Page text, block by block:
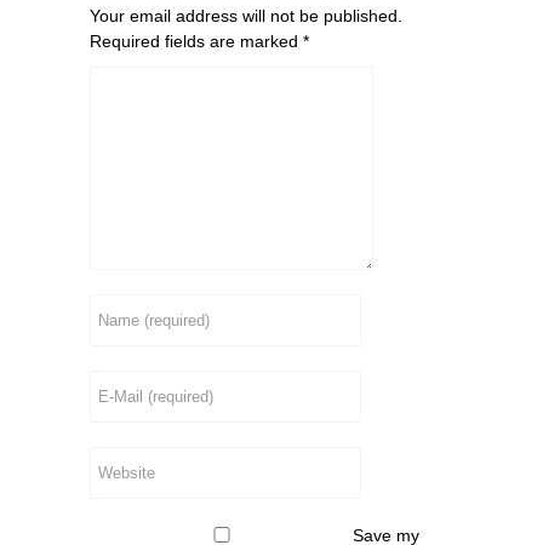
Your email address will not be published.
Required fields are marked *
Save my